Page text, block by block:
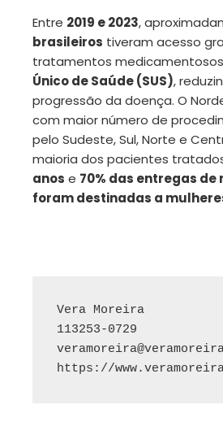
Entre 2019 e 2023,
brasileiros tiveram acesso
tratamentos
Único de Saúde (SUS),
progressão da doença. O
com maior número de
pelo Sudeste, Sul, Norte e
maioria dos pacientes
anos e 70% das entregas
foram destinadas a
Vera Moreira
https://